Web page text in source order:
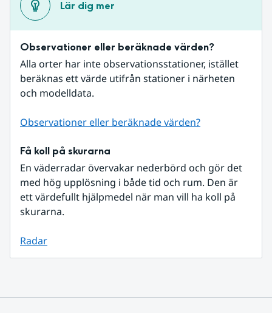
Lär dig mer
Observationer eller beräknade värden?
Alla orter har inte observationsstationer, istället
beräknas ett värde utifrån stationer i närheten
och modelldata.
Observationer eller beräknade värden?
Få koll på skurarna
En väderradar övervakar nederbörd och gör det
med hög upplösning i både tid och rum. Den är
ett värdefullt hjälpmedel när man vill ha koll på
skurarna.
Radar